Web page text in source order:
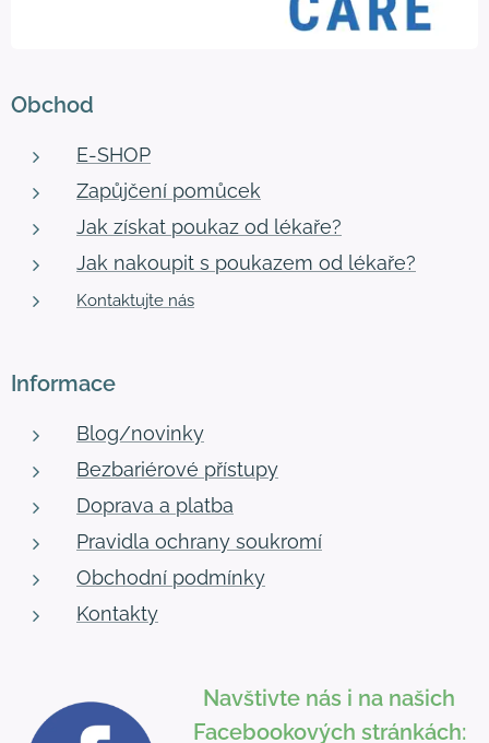
Obchod
E-SHOP
Zapůjčení pomůcek
Jak získat poukaz od lékaře?
Jak nakoupit s poukazem od lékaře?
Kontaktujte nás
Informace
Blog/novinky
Bezbariérové přístupy
Doprava a platba
Pravidla ochrany soukromí
Obchodní podmínky
Kontakty
Navštivte nás i na našich
Facebookových stránkách: